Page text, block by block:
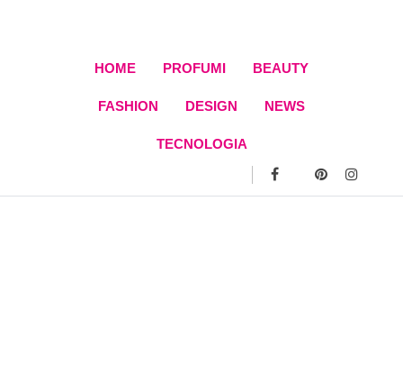
HOME PROFUMI BEAUTY
FASHION DESIGN NEWS
TECNOLOGIA